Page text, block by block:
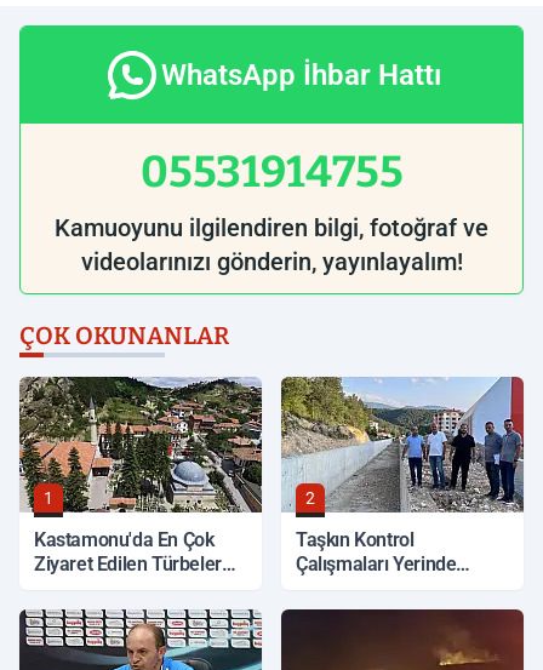
WhatsApp İhbar Hattı
05531914755
Kamuoyunu ilgilendiren bilgi, fotoğraf ve
videolarınızı gönderin, yayınlayalım!
ÇOK OKUNANLAR
1
Kastamonu'da En Çok
Ziyaret Edilen Türbeler
2
Taşkın Kontrol
Çalışmaları Yerinde